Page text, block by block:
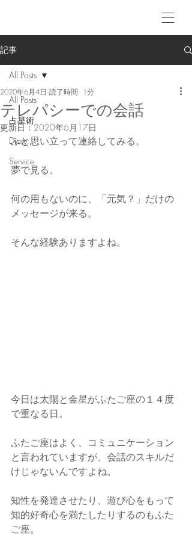
記事
All Posts
占星術
Diary
Service
All Posts
テレパシーでの会話
2020年6月4日 読了時間: 1分
更新日：2020年6月17日
ふと思い立って連絡してみる。
夢で見る。
何の用もないのに、「元気？」だけの
メッセージが来る。
そんな経験ありますよね。
今日は太陽と金星がふたご座の１４度
で重なる日。
ふたご座はよく、コミュニケーション
と言われていますが、会話のスキルだ
けじゃないんですよね。
知性を発達させたり、遊び心をもって
知的好奇心を満たしたりするのもふた
ご座。